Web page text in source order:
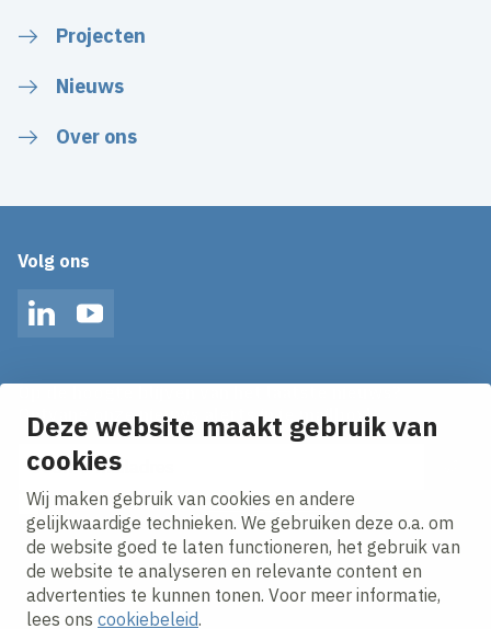
Deze website maakt gebruik van
cookies
Wij maken gebruik van cookies en andere
gelijkwaardige technieken. We gebruiken deze o.a. om
de website goed te laten functioneren, het gebruik van
de website te analyseren en relevante content en
advertenties te kunnen tonen. Voor meer informatie,
lees ons cookiebeleid.
Projecten
Nieuws
Over ons
Volg ons
LinkedInYouTube
Ontvang onze nieuws alerts in je mailbox!
E-mailadres
Ik ga akkoord met hetprivacy statement.